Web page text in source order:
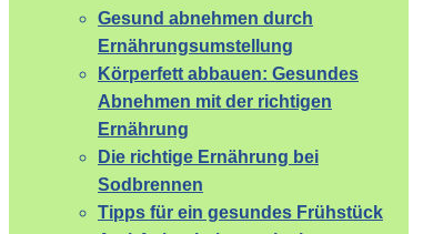
Gesund abnehmen durch
Ernährungsumstellung
Körperfett abbauen: Gesundes
Abnehmen mit der richtigen
Ernährung
Die richtige Ernährung bei
Sodbrennen
Tipps für ein gesundes Frühstück